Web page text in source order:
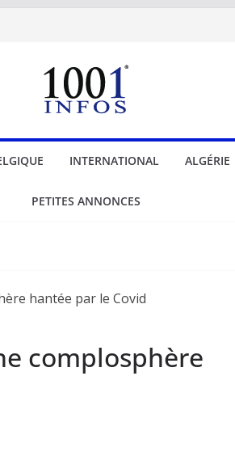
INTERNATIONAL ALGÉRIE
PETITES ANNONCES
complosphère